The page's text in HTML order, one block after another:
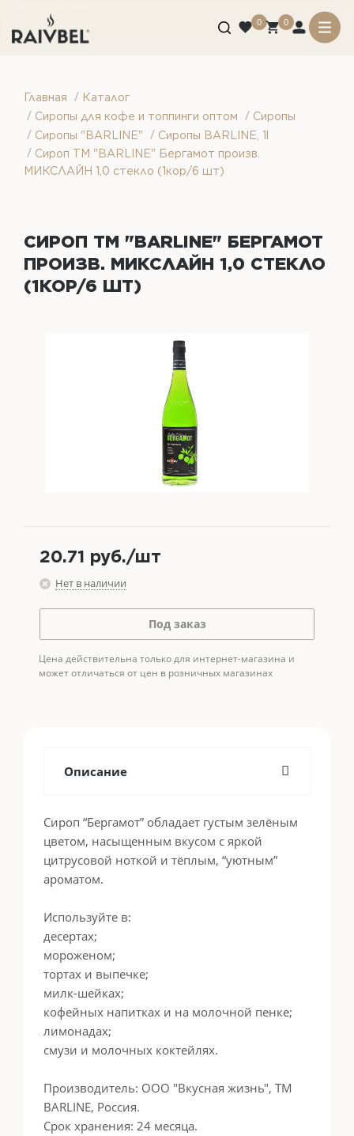
0 0
Главная / Каталог
/ Сиропы для кофе и топпинги оптом / Сиропы
/ Сиропы "BARLINE" / Сиропы BARLINE, 1l
/ Сироп ТМ "BARLINE" Бергамот произв.
МИКСЛАЙН 1,0 стекло (1кор/6 шт)
СИРОП ТМ "BARLINE" БЕРГАМОТ
ПРОИЗВ. МИКСЛАЙН 1,0 СТЕКЛО
(1КОР/6 ШТ)
20.71 руб./шт
Нет в наличии
Под заказ
Цена действительна только для интернет-магазина и
может отличаться от цен в розничных магазинах
Описание
Сироп “Бергамот” обладает густым зелёным
цветом, насыщенным вкусом с яркой
цитрусовой ноткой и тёплым, “уютным”
ароматом.
Используйте в:
десертах;
мороженом;
тортах и выпечке;
милк-шейках;
кофейных напитках и на молочной пенке;
лимонадах;
смузи и молочных коктейлях.
Производитель: ООО "Вкусная жизнь", ТМ
BARLINE, Россия.
Срок хранения: 24 месяца.